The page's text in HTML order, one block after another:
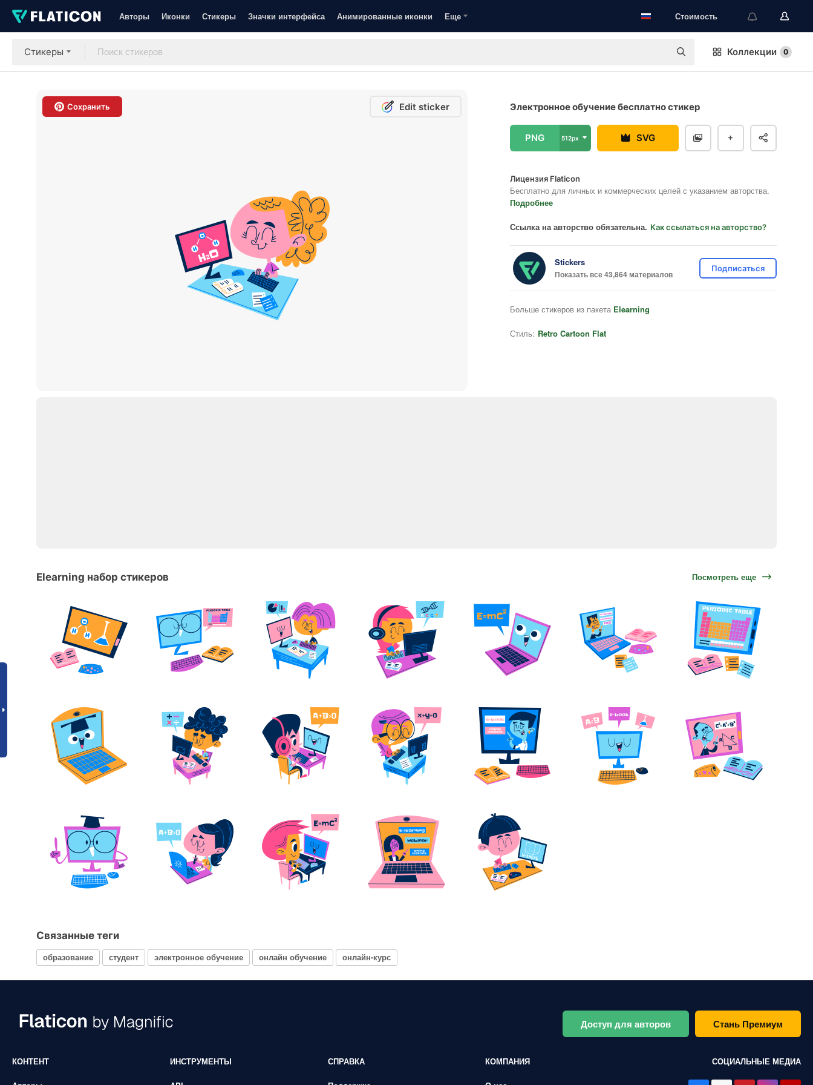
Авторы Иконки Стикеры Значки интерфейса Анимированные иконки Еще Стоимость
Стикеры Коллекции 0
Сохранить Edit sticker Электронное обучение бесплатно стикер
PNG 512px SVG
Лицензия Flaticon
Бесплатно для личных и коммерческих целей с указанием авторства.
Подробнее
Ссылка на авторство обязательна. Как ссылаться на авторство?
Stickers
Показать все 43,864 материалов
Подписаться
Больше стикеров из пакета Elearning
Стиль: Retro Cartoon Flat
Elearning набор стикеров Посмотреть еще
Связанные теги
образование студент электронное обучение онлайн обучение онлайн-курс
Доступ для авторов Стань Премиум
КОНТЕНТ ИНСТРУМЕНТЫ СПРАВКА КОМПАНИЯ СОЦИАЛЬНЫЕ МЕДИА